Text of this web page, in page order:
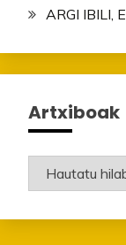
ARGI IBILI,
Artxiboak
Artxiboak